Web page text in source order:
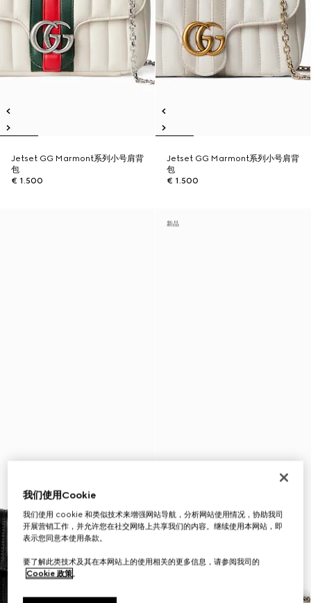
Jetset GG Marmont系列小号肩背
包
€ 1.500
Jetset GG Marmont系列小号肩背
包
€ 1.500
新品
我们使用Cookie
我们使用 cookie 和类似技术来增强网站导航，分析网站使用情况，协助我司
开展营销工作，并允许您在社交网络上共享我们的内容。继续使用本网站，即
表示您同意本使用条款。
要了解此类技术及其在本网站上的使用相关的更多信息，请参阅我司的
Cookie 政策。